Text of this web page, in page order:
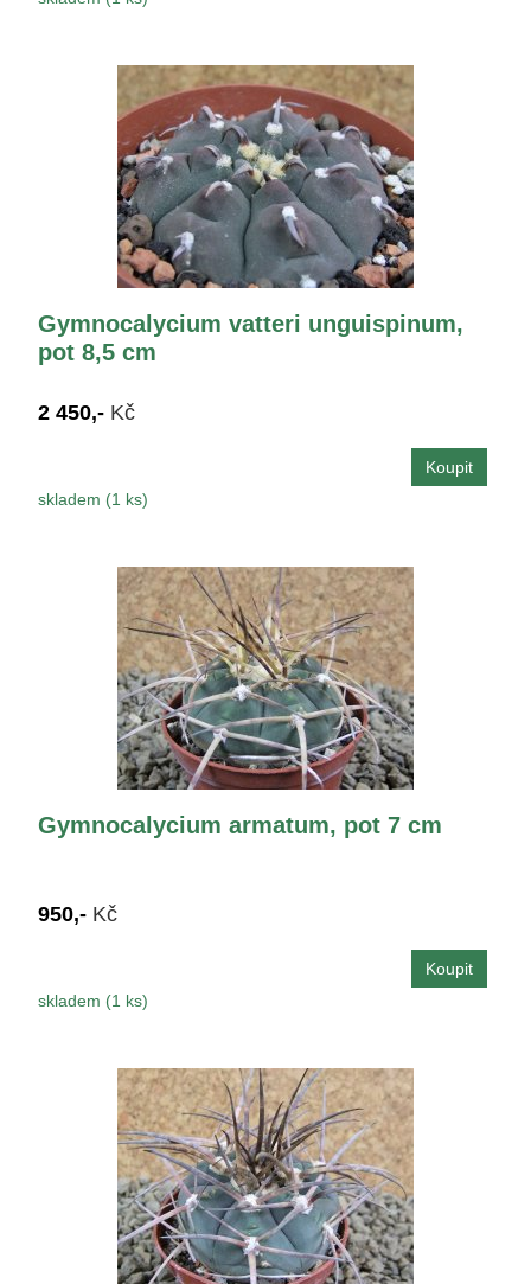
Gymnocalycium vatteri unguispinum,
pot 8,5 cm
2 450,- Kč
skladem (1 ks)
Gymnocalycium armatum, pot 7 cm
950,- Kč
skladem (1 ks)